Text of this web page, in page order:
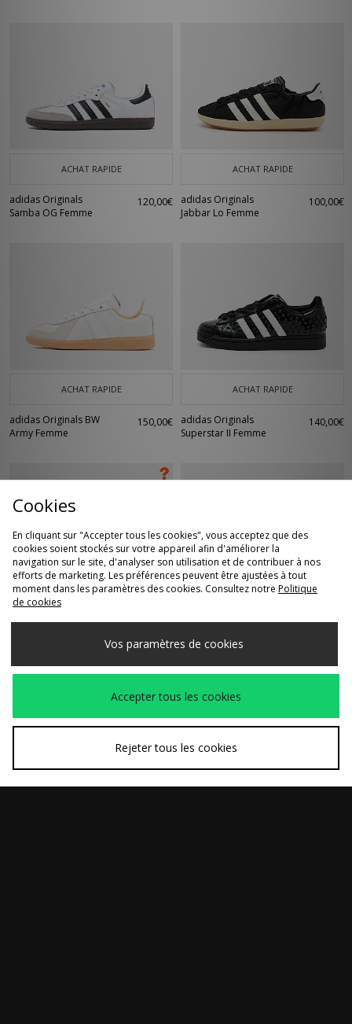
ACHAT RAPIDE
adidas Originals
Samba OG Femme
120,00€
ACHAT RAPIDE
adidas Originals
Jabbar Lo Femme
100,00€
ACHAT RAPIDE
adidas Originals BW
Army Femme
150,00€
ACHAT RAPIDE
adidas Originals
Superstar II Femme
140,00€
ACHAT RAPIDE
Series'- size?
120,00€ adidas Originals
Ballet Femme
Cookies
En cliquant sur "Accepter tous les cookies", vous acceptez que des
cookies soient stockés sur votre appareil afin d'améliorer la
navigation sur le site, d'analyser son utilisation et de contribuer à nos
efforts de marketing. Les préférences peuvent être ajustées à tout
moment dans les paramètres des cookies. Consultez notre Politique
de cookies
Vos paramètres de cookies
Accepter tous les cookies
Rejeter tous les cookies